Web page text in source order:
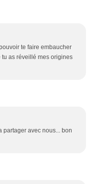
te faire embaucher
as réveillé mes origines
partager avec nous... bon